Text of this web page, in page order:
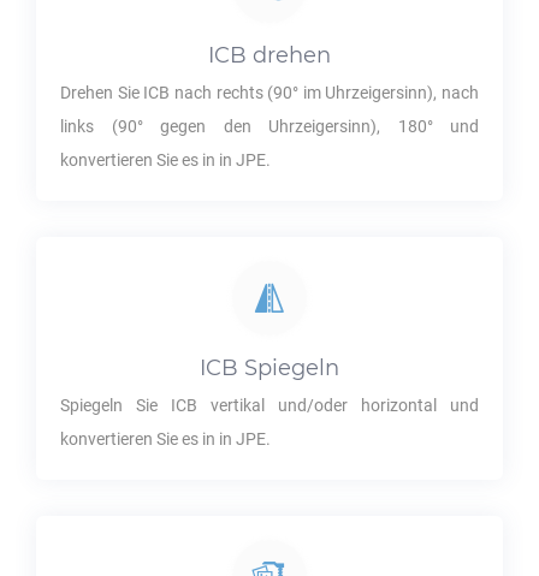
ICB drehen
Drehen Sie ICB nach rechts (90° im Uhrzeigersinn), nach
links (90° gegen den Uhrzeigersinn), 180° und
konvertieren Sie es in in JPE.
ICB Spiegeln
Spiegeln Sie ICB vertikal und/oder horizontal und
konvertieren Sie es in in JPE.